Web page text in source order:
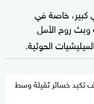
كبير، خاصة في
وبث روح الأمل
الحوثية.
تكبد خسائر ثقيلة وسط